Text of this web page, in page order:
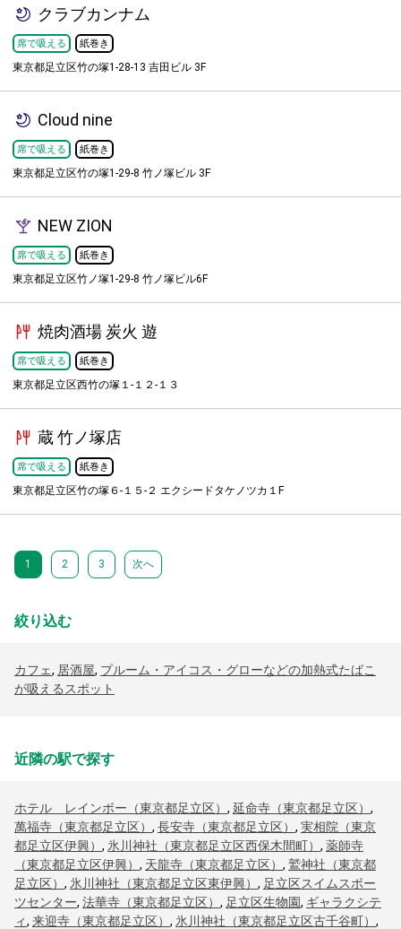
クラブカンナム
席で吸える 紙巻き
東京都足立区竹の塚1-28-13 吉田ビル 3F
Cloud nine
席で吸える 紙巻き
東京都足立区竹の塚1-29-8 竹ノ塚ビル 3F
NEW ZION
席で吸える 紙巻き
東京都足立区竹ノ塚1-29-8 竹ノ塚ビル6F
焼肉酒場 炭火 遊
席で吸える 紙巻き
東京都足立区西竹の塚１-１２-１３
蔵 竹ノ塚店
席で吸える 紙巻き
東京都足立区竹の塚６-１５-２ エクシードタケノツカ１F
1 2 3 次へ
絞り込む
カフェ, 居酒屋, プルーム・アイコス・グローなどの加熱式たばこ
が吸えるスポット
近隣の駅で探す
ホテル レインボー（東京都足立区） , 延命寺（東京都足立区） ,
萬福寺（東京都足立区） , 長安寺（東京都足立区） , 実相院（東京
都足立区伊興） , 氷川神社（東京都足立区西保木間町） , 薬師寺
（東京都足立区伊興） , 天龍寺（東京都足立区） , 鷲神社（東京都
足立区） , 氷川神社（東京都足立区東伊興） , 足立区スイムスポー
ツセンター, 法華寺（東京都足立区） , 足立区生物園, ギャラクシテ
ィ, 来迎寺（東京都足立区） , 氷川神社（東京都足立区古千谷町） ,